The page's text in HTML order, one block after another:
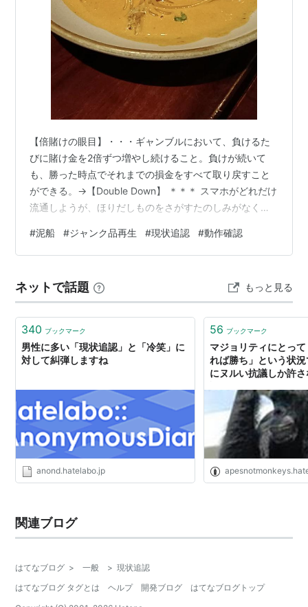
【倍賭けの眼目】・・・ギャンブルにおいて、負けるた
びに賭け金を2倍ずつ増やし続けること。負けが続いて
も、勝った時点でそれまでの損金をすべて取り戻すこと
ができる。→【Double Down】 ＊＊＊ スマホがどれだけ
流通しようが、ほりだしものをさがすたのしみがなくな
tips。 ・商品の瑕疵が具体的に記されているときは、そ
れ以外に致命的なキズがないことを示唆している。いっ
なじとおもっていい。「現状渡し」となっていて、普通
の品と見分けがつかないときは、目が利いていないとい
うことなので、手をださないほう…
#泥船 #ジャンク品再生 #現状追認 #動作確認
ネットで話題 もっと見る
340 ブックマーク
男性に多い「現状追認」と「冷笑」に
対して糾弾しますね
anond.hatelabo.jp
56 ブックマーク
マジョリティにとっ
れば勝ち」という状
にヌルい抗議しか許
関連ブログ
はてなブログ > 一般 > 現状追認
はてなブログ タグとは
ヘルプ 開発ブログ
はてなブログトップ